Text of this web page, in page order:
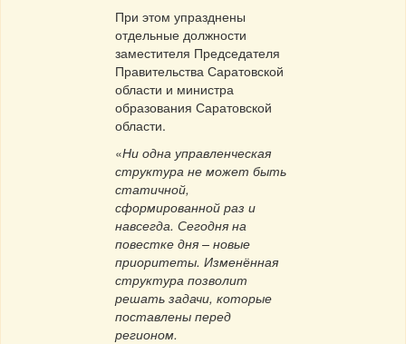
При этом упразднены
отдельные должности
заместителя Председателя
Правительства Саратовской
области и министра
образования Саратовской
области.
«Ни одна управленческая
структура не может быть
статичной,
сформированной раз и
навсегда. Сегодня на
повестке дня – новые
приоритеты. Изменённая
структура позволит
решать задачи, которые
поставлены перед
регионом.